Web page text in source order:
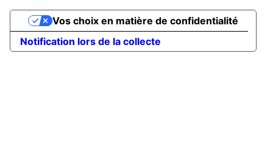
Notification lors de la collecte
Vos choix en matière de confidentialité